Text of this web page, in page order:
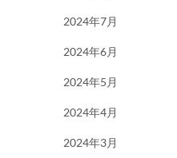
2024年7月
2024年6月
2024年5月
2024年4月
2024年3月